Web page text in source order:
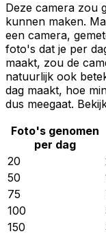
Deze camera zou
kunnen maken.
een camera,
foto's dat je per
maakt, zou de
natuurlijk ook
dag maakt, hoe
dus meegaat.
Foto's genomen
per dag
20
50
75
100
150